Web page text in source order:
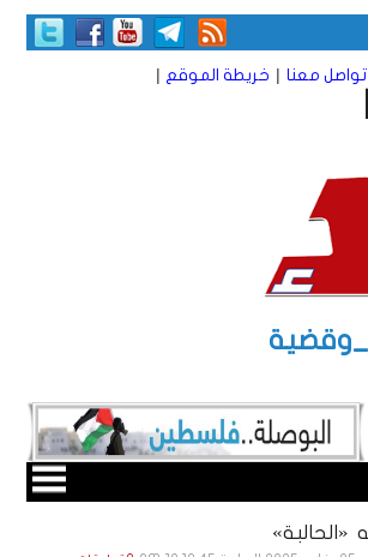
تواصل معنا | خريطة الموقع |
«الحالبة»